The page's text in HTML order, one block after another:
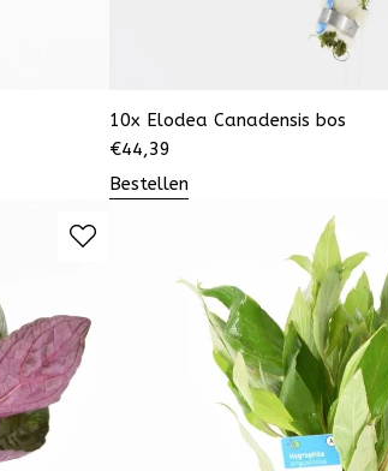
10x Elodea Canadensis bos
€44,39
Bestellen